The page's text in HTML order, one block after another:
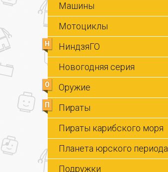
Машины
Мотоциклы
Н
НиндзяГО
Новогодняя серия
О Оружие
П
Пираты
Пираты карибского моря
Планета юрского периода
Подружки